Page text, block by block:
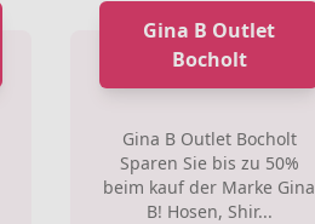
Gina B Outlet
Bocholt
Gina B Outlet Bocholt
Sparen Sie bis zu 50%
beim kauf der Marke Gina
B! Hosen, Shir...